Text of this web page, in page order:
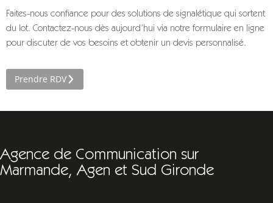
Faites-nous confiance pour des solutions de signalétique qui sortent
du lot. Contactez-nous dès aujourd’hui via notre formulaire en ligne
pour discuter de vos besoins et obtenir un devis personnalisé.
Prendre RDV
Agence de Communication sur
Marmande, Agen et Sud Gironde